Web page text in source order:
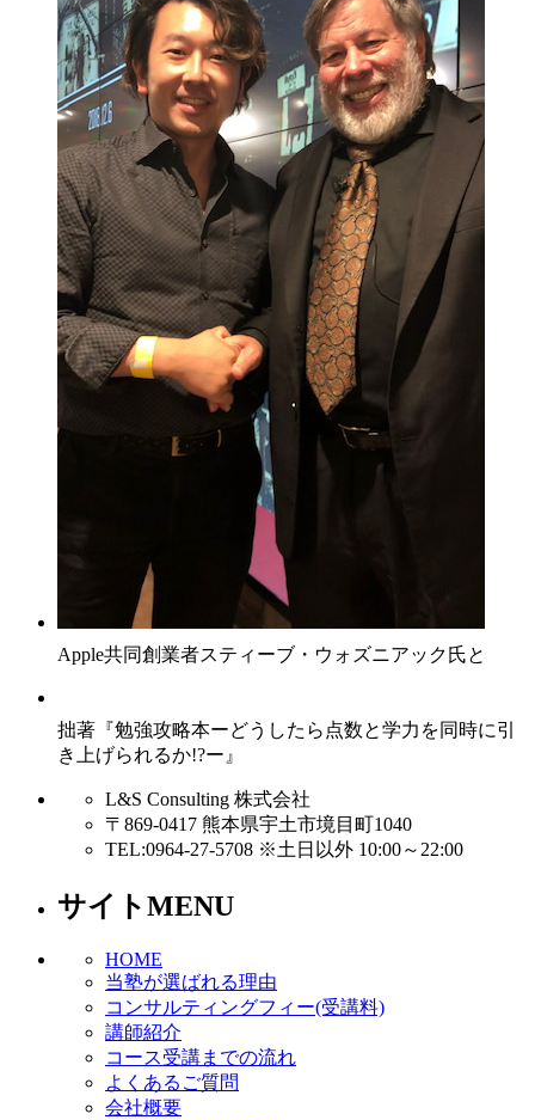
Apple共同創業者スティーブ・ウォズニアック氏と
拙著『勉強攻略本ーどうしたら点数と学力を同時に引
き上げられるか!?ー』
L&S Consulting 株式会社
〒869-0417 熊本県宇土市境目町1040
TEL:0964-27-5708 ※土日以外 10:00～22:00
サイトMENU
HOME
当塾が選ばれる理由
コンサルティングフィー(受講料)
講師紹介
コース受講までの流れ
よくあるご質問
会社概要